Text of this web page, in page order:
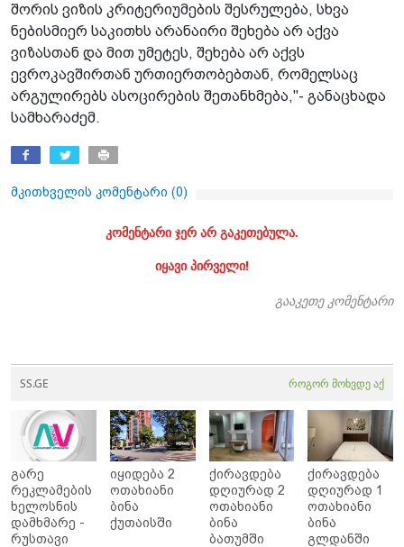
შორის ვიზის კრიტერიუმების შესრულება, სხვა
ნებისმიერ საკითხს არანაირი შეხება არ აქვა
ვიზასთან და მით უმეტეს, შეხება არ აქვს
ევროკავშირთან ურთიერთობებთან, რომელსაც
არგულირებს ასოცირების შეთანხმება,"- განაცხადა
სამხარაძემ.
მკითხველის კომენტარი (0)
კომენტარი ჯერ არ გაკეთებულა.
იყავი პირველი!
გააკეთე კომენტარი
SS.GE როგორ მოხვდე აქ
გარე
რეკლამების
ხელოსნის
დამხმარე -
რუსთავი
იყიდება 2
ოთახიანი
ბინა
ქუთაისში
ქირავდება
დღიურად 2
ოთახიანი
ბინა
ბათუმში
ქირავდება
დღიურად 1
ოთახიანი
ბინა
გლდანში